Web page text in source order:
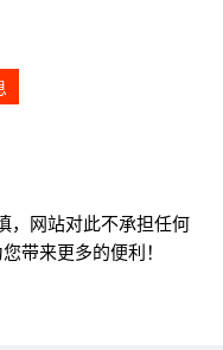
，网站对此不承担任何
带来更多的便利！